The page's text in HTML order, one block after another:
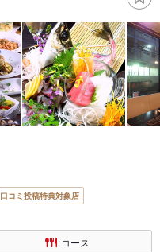
口コミ投稿特典対象店
コース